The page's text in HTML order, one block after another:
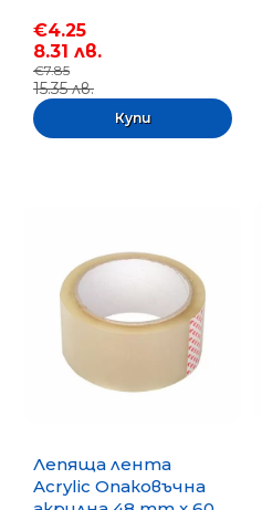
€4.25
8.31 лв.
€7.85
15.35 лв.
Лепяща лента
Acrylic Опаковъчна